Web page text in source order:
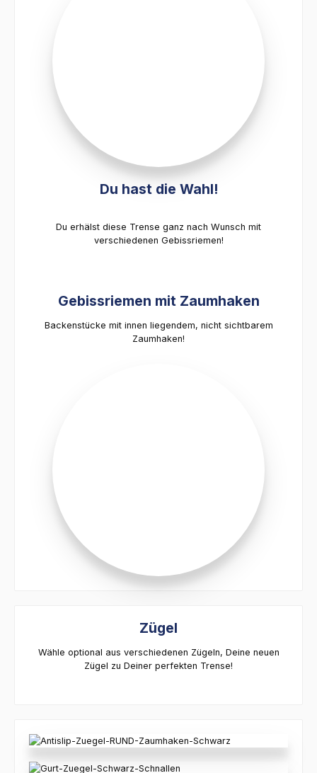
Du hast die Wahl!
Du erhälst diese Trense ganz nach Wunsch mit
verschiedenen Gebissriemen!
Gebissriemen mit Zaumhaken
Backenstücke mit innen liegendem, nicht sichtbarem
Zaumhaken!
Zügel
Wähle optional aus verschiedenen Zügeln, Deine neuen
Zügel zu Deiner perfekten Trense!